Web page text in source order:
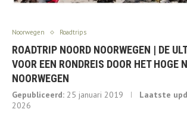
Noorwegen Roadtrips
ROADTRIP NOORD NOORWEGEN | DE
VOOR EEN RONDREIS DOOR HET HOGE
NOORWEGEN
Gepubliceerd: 25 januari 2019 Laatste
2026